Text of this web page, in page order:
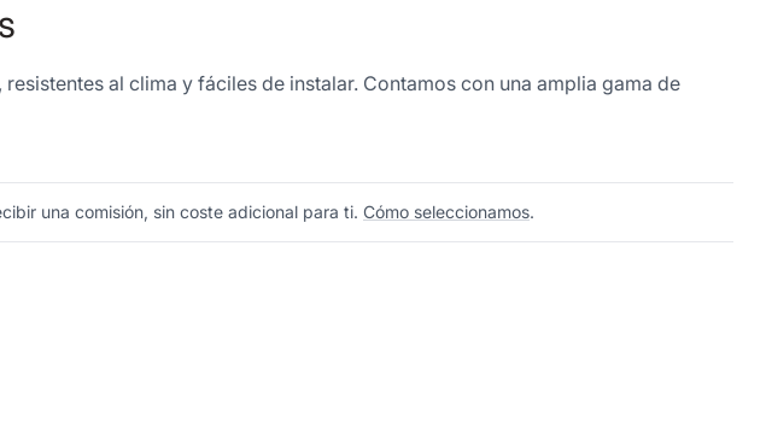
al clima y fáciles de instalar. Contamos con una amplia gama de
una comisión, sin coste adicional para ti. Cómo seleccionamos.